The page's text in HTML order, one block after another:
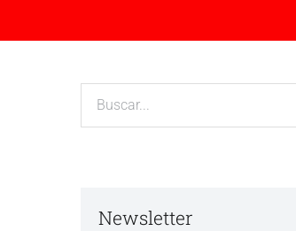
Newsletter